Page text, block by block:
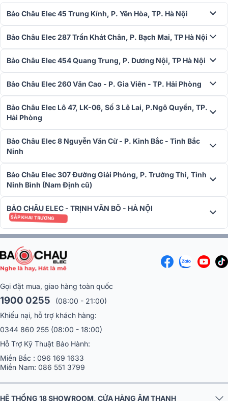
Khi kết hợp cùng Lens Shift, Keystone và hiệu chỉnh 4 góc, quá trình
lắp đặt trở nên thuận tiện hơn đáng kể, đặc biệt với các không gian
phòng khách hoặc phòng giải trí chưa được thiết kế chuyên dụng
ngay từ đầu.
Hình ảnh sống động chuẩn điện ảnh với Dolby
Vision® và HDR10+
Máy chiếu Optoma UHC70LV mang đến trải nghiệm hình ảnh cao
cấp nhờ sự kết hợp giữa Dolby Vision® và HDR10+ – hai công nghệ
HDR động tiên tiến hiện nay. Dolby Vision® có khả năng tối ưu từng
khung hình theo thời gian thực, giúp cải thiện độ tương phản, kiểm
soát vùng sáng tối chính xác hơn và tái tạo màu sắc có chiều sâu
điện ảnh rõ rệt hơn.
Trong khi đó, HDR10+ tiếp tục nâng cao độ chi tiết và khả năng hiển
Bảo Châu Elec 45 Trung Kính, P. Yên Hòa, TP. Hà Nội
Bảo Châu Elec 287 Trần Khát Chân, P. Bạch Mai, TP Hà Nội
Bảo Châu Elec 454 Quang Trung, P. Dương Nội, TP Hà Nội
Bảo Châu Elec 260 Văn Cao - P. Gia Viên - TP. Hải Phòng
Bảo Châu Elec Lô 47, LK-06, Số 3 Lê Lai, P.Ngô Quyền, TP.
Hải Phòng
Bảo Châu Elec 8 Nguyễn Văn Cừ - P. Kinh Bắc - Tỉnh Bắc
Ninh
Bảo Châu Elec 307 Đường Giải Phóng, P. Trường Thi, Tỉnh
Ninh Bình (Nam Định cũ)
BẢO CHÂU ELEC - TRỊNH VĂN BÔ - HÀ NỘI
SẮP KHAI TRƯƠNG
Gọi đặt mua, giao hàng toàn quốc
1900 0255
(08:00 - 21:00)
Khiếu nại, hỗ trợ khách hàng:
0344 860 255 (08:00 - 18:00)
Hỗ Trợ Kỹ Thuật Bảo Hành:
Miền Bắc : 096 169 1633
Miền Nam: 086 551 3799
HỆ THỐNG 18 SHOWROOM, CỬA HÀNG ÂM THANH